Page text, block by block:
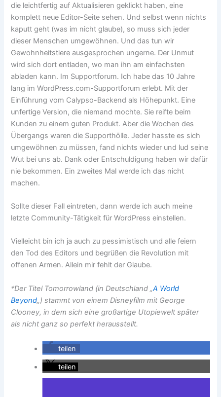
die leichtfertig auf Aktualisieren geklickt haben, eine
komplett neue Editor-Seite sehen. Und selbst wenn nichts
kaputt geht (was im nicht glaube), so muss sich jeder
dieser Menschen umgewöhnen. Und das tun wir
Gewohnheitstiere ausgesprochen ungerne. Der Unmut
wird sich dort entladen, wo man ihn am einfachsten
abladen kann. Im Supportforum. Ich habe das 10 Jahre
lang im WordPress.com-Supportforum erlebt. Mit der
Einführung vom Calypso-Backend als Höhepunkt. Eine
unfertige Version, die niemand mochte. Sie reifte beim
Kunden zu einem guten Produkt. Aber die Wochen des
Übergangs waren die Supporthölle. Jeder hasste es sich
umgewöhnen zu müssen, fand nichts wieder und lud seine
Wut bei uns ab. Dank oder Entschuldigung haben wir dafür
nie bekommen. Ein zweites Mal werde ich das nicht
machen.
Sollte dieser Fall eintreten, dann werde ich auch meine
letzte Community-Tätigkeit für WordPress einstellen.
Vielleicht bin ich ja auch zu pessimistisch und alle feiern
den Tod des Editors und begrüßen die Revolution mit
offenen Armen. Allein mir fehlt der Glaube.
*Der Titel Tomorrowland (in Deutschland „A World
Beyond„) stammt von einem Disneyfilm mit George
Clooney, in dem sich eine großartige Utopiewelt später
als nicht ganz so perfekt herausstellt.
teilen
teilen